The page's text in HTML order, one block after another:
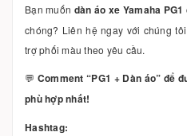
Bạn muốn dàn áo xe Yamaha PG1
chóng? Liên hệ ngay với chúng
trợ phối màu theo yêu cầu.
💬 Comment “PG1 + Dàn áo” để
phù hợp nhất!
Hashtag: